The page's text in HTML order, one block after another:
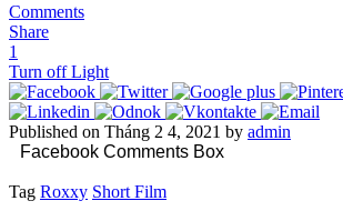
Comments
Share
1
Turn off Light
Published on Tháng 2 4, 2021 by admin
Facebook Comments Box
Tag Roxxy Short Film